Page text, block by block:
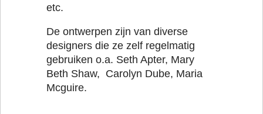
etc.
De ontwerpen zijn van diverse
designers die ze zelf regelmatig
gebruiken o.a. Seth Apter, Mary
Beth Shaw, Carolyn Dube, Maria
Mcguire.